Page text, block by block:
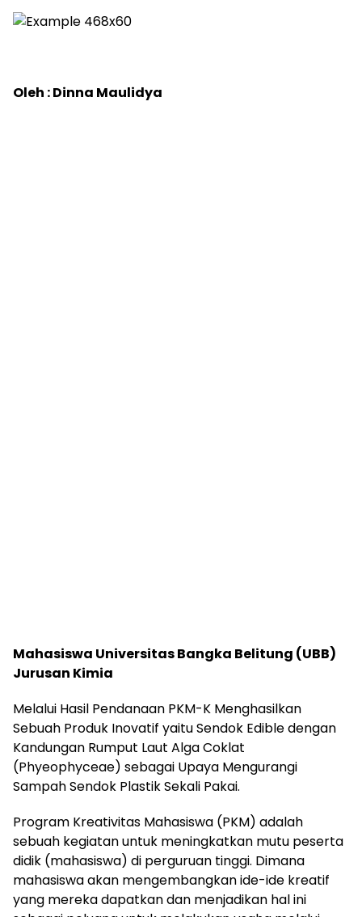
Oleh : Dinna Maulidya
Mahasiswa Universitas Bangka Belitung (UBB)
Jurusan Kimia
Melalui Hasil Pendanaan PKM-K Menghasilkan
Sebuah Produk Inovatif yaitu Sendok Edible dengan
Kandungan Rumput Laut Alga Coklat
(Phyeophyceae) sebagai Upaya Mengurangi
Sampah Sendok Plastik Sekali Pakai.
Program Kreativitas Mahasiswa (PKM) adalah
sebuah kegiatan untuk meningkatkan mutu peserta
didik (mahasiswa) di perguruan tinggi. Dimana
mahasiswa akan mengembangkan ide-ide kreatif
yang mereka dapatkan dan menjadikan hal ini